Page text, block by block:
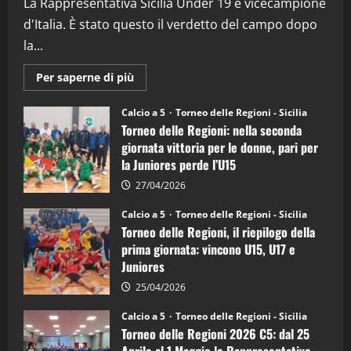
08/04/2026
d'Italia. È stato questo il verdetto del campo dopo
la...
Per saperne di più
informazioni
Torneo
delle
Regioni
di
calcio
a
5:
la
Juniores
è
vicecampione
d’Italia
Calcio a 5 Torneo delle Regioni - Sicilia
Torneo delle Regioni: nella seconda
giornata vittoria per le donne, pari per
la Juniores perde l’U15
27/04/2026
Calcio a 5 Torneo delle Regioni - Sicilia
Torneo delle Regioni, il riepilogo della
prima giornata: vincono U15, U17 e
Juniores
25/04/2026
Calcio a 5 Torneo delle Regioni - Sicilia
Torneo delle Regioni 2026 C5: dal 25